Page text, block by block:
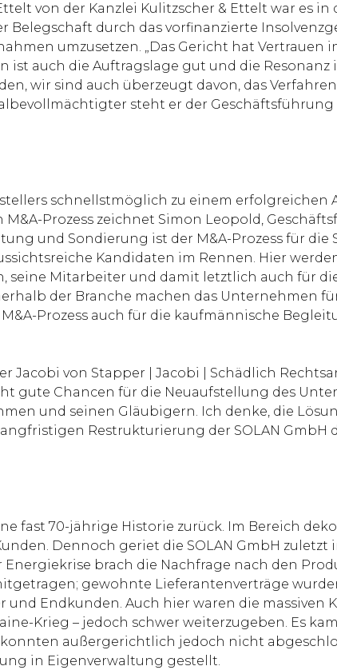
von der Kanzlei Kulitzscher & Ettelt war es in
durch das vorfinanzierte
umzusetzen. „Das Gericht hat Vertrauen
ist auch die Auftragslage gut und die
wir sind auch überzeugt davon, das
steht er der Geschäftsführung
schnellstmöglich zu einem erfolgreichen
Prozess zeichnet Simon Leopold,
und Sondierung ist der M&A-Prozess für die
Kandidaten im Rennen. Hier
Mitarbeiter und damit letztlich auch für
der Branche machen das Unternehmen
Prozess auch für die kaufmännische
Jacobi von Stapper | Jacobi | Schädlich
gute Chancen für die Neuaufstellung des
und seinen Gläubigern. Ich denke, die
Restrukturierung der SOLAN GmbH
fast 70-jährige Historie zurück. Im Bereich
Dennoch geriet die SOLAN GmbH
brach die Nachfrage nach den
gewohnte Lieferantenverträge
Endkunden. Auch hier waren die massiven
Krieg – jedoch schwer weiterzugeben. Es
außergerichtlich jedoch nicht
in Eigenverwaltung gestellt.